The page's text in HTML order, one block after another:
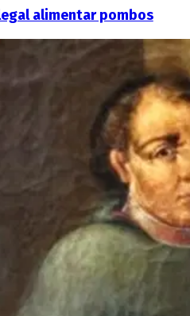
alimentar pombos